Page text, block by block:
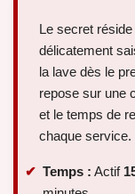
Le secret
délicatement
la lave dès le
repose sur une
et le temps de
chaque service.
Temps : Actif